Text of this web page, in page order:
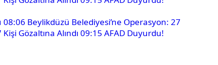
08:06 Beylikdüzü Belediyesi’ne Operasyon: 27
Gözaltına Alındı 09:15 AFAD Duyurdu!